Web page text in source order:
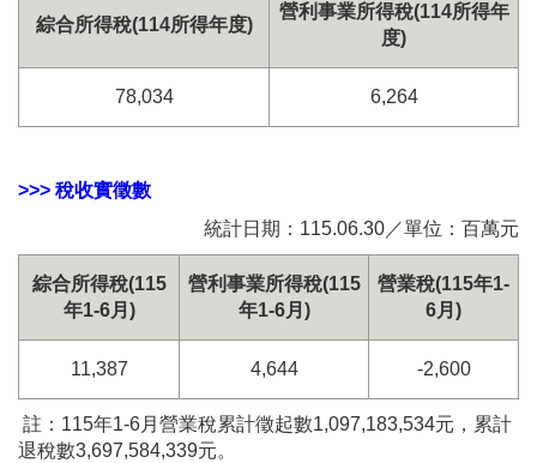
綜合所得稅(114所得年度)
營利事業所得稅(114所得年
度)
78,034 6,264
>>> 稅收實徵數
統計日期：115.06.30／單位：百萬元
綜合所得稅(115
年1-6月)
營利事業所得稅(115
年1-6月)
營業稅(115年1-
6月)
11,387 4,644 -2,600
註：115年1-6月營業稅累計徵起數1,097,183,534元，累計
退稅數3,697,584,339元。